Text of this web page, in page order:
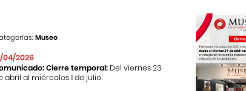
Museo
04/2026
Cierre temporal: Del viernes 23
abril al miércoles 1 de julio